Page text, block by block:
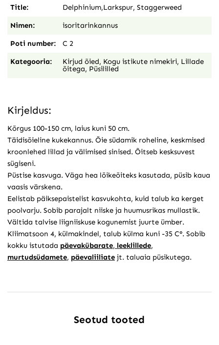
Title: Delphinium,Larkspur, Staggerweed
Nimen: isoritarinkannus
Poti number: C 2
Kategooria: Kirjud õied, Kogu istikute nimekiri, Lillade
õitega, Püsililled
Kirjeldus:
Kõrgus 100-150 cm, laius kuni 50 cm.
Täidisõieline kukekannus. Õie südamik roheline, keskmised
kroonlehed lillad ja välimised sinised. Õitseb kesksuvest
sügiseni.
Püstise kasvuga. Väga hea lõikeõiteks kasutada, püsib kaua
vaasis värskena.
Eelistab päiksepaistelist kasvukohta, kuid talub ka kerget
poolvarju. Sobib parajalt niiske ja huumusrikas mullastik.
Vältida talvise liigniiskuse kogunemist juurte ümber.
Kliimatsoon 4, külmakindel, talub külma kuni -35 C°. Sobib
kokku istutada päevakübarate, leeklillede,
murtudsüdamete, päevaliiliatejt. taluaia püsikutega.
Seotud tooted